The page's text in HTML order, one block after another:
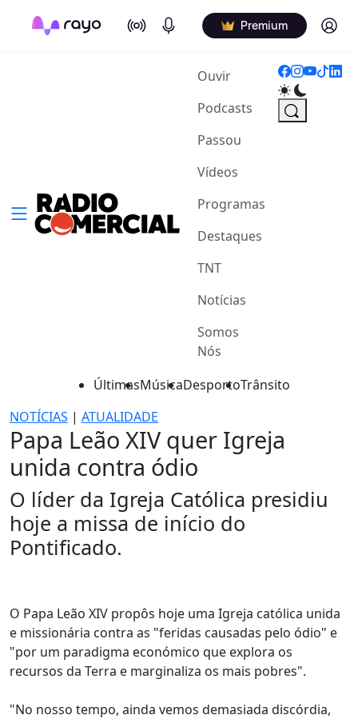
On Air Podcasts Premium Log in
Ouvir(current)
Podcasts
Passou
Vídeos
Programas
Destaques
TNT
Notícias
Somos
Nós
ÚltimasMúsicaDesportoTrânsito
NOTÍCIAS | ATUALIDADE
Papa Leão XIV quer Igreja
unida contra ódio
O líder da Igreja Católica presidiu
hoje a missa de início do
Pontificado.
O Papa Leão XIV propôs hoje uma Igreja católica unida
e missionária contra as "feridas causadas pelo ódio" e
"por um paradigma económico que explora os
recursos da Terra e marginaliza os mais pobres".
"No nosso tempo, ainda vemos demasiada discórdia,